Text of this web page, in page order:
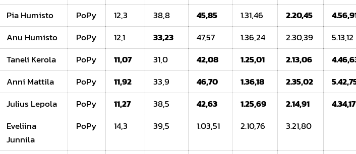
Pia Humisto PoPy 12,3 38,8 45,85 1.31,46 2.20,45
Anu Humisto PoPy 12,1 33,23 47,57 1.36,24 2.30,39
5.13,12
Taneli Kerola PoPy 11,07 31,0 42,08 1.25,01 2.13,06
Anni Mattila PoPy 11,92 33,9 46,70 1.36,18 2.35,02
Julius Lepola PoPy 11,27 38,5 42,63 1.25,69 2.14,91
4.34,17
Eveliina
Junnila
PoPy 14,3 39,5 1.03,51 2.10,76 3.21,80